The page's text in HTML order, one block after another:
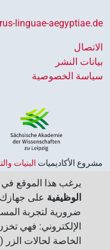
linguae-aegyptiae.de
الاتصال
بيانات النشر
سياسة الخصوصية
مشروع الأكاديميات ‏ البنيات
الممول من قبل الحكومة
الاتحادية، وهو يهدف إلى
يُنسَّق البرنامج من قِبلاتحاد
يرغب هذا الموقع
الوظيفية على
ضرورية لتجربة
الإلكتروني: فهي
الخاصة لحالات الزر